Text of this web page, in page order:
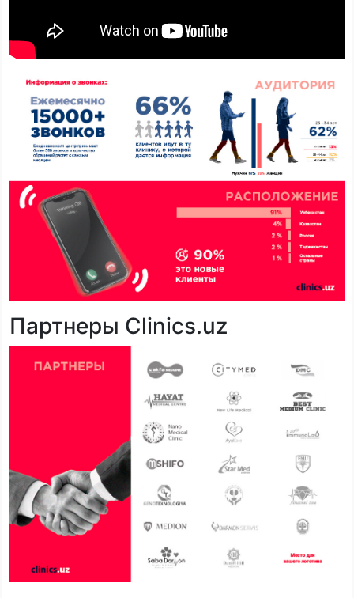
Партнеры Clinics.uz